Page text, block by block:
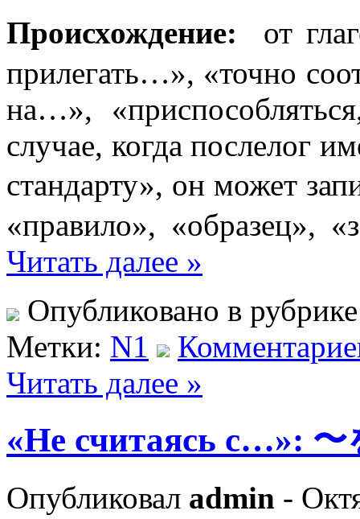
Происхождение: от
прилегать…», «точно
на…»,
случае, когда послелог
стандарту», он может
«правило», «образец»,
Читать далее »
Опубликовано в
Метки: N1
Читать далее »
«Не считаясь с…»: 〜
Опубликовал admin -